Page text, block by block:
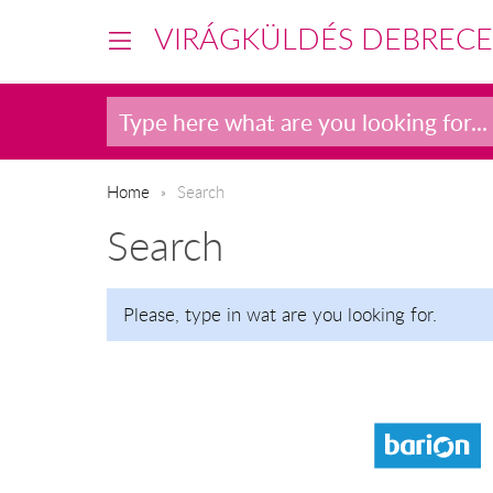
VIRÁGKÜLDÉS
Home Search
Search
Please, type in wat are you looking for.